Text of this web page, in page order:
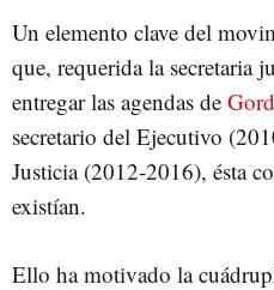
Un elemento clave del
que, requerida la secretaria
entregar las agendas de
secretario del Ejecutivo
Justicia (2012-2016), ésta
existían.
Ello ha motivado la